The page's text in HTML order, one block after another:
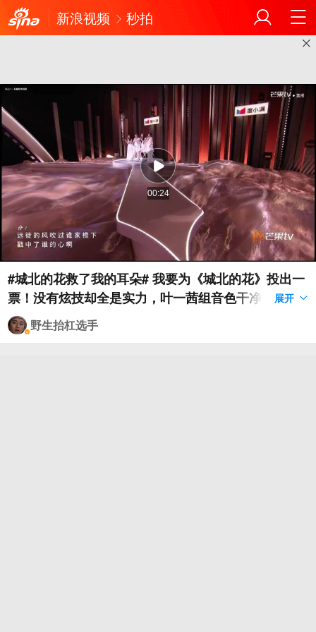
新浪视频 秒拍
00:24
#城北的花救了我的耳朵# 我要为《城北的花》投出一
票！没有炫技却全是实力，叶一茜组音色干净、情绪
到位，听完只想循环一整遍，耳朵直接享福了，《城
展开
野生抬杠选手